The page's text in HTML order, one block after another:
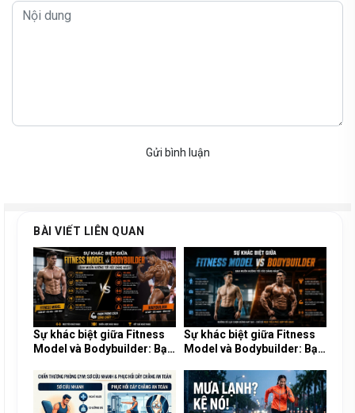
Gửi bình luận
BÀI VIẾT LIÊN QUAN
Sự khác biệt giữa Fitness
Model và Bodybuilder: Bạn
nào?
Sự khác biệt giữa Fitness
Model và Bodybuilder: Bạn
nào?